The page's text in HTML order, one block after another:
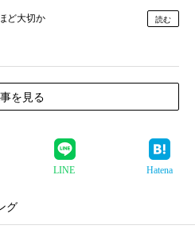
ど大切か 読む
を見る
LINE Hatena
グ